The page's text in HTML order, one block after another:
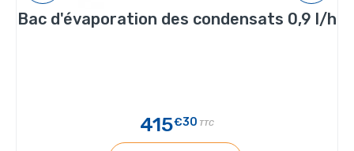
Bac d'évaporation des condensats 0,9 l/h
415€30 TTC